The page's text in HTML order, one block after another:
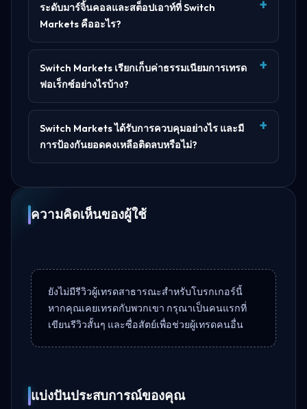
ระดับมาร์จิ้นคอลและสต็อปเอาท์ที่ Switch
Markets คืออะไร?
Switch Markets เรียกเก็บค่าธรรมเนียมการเทรด
ฟอเร็กซ์อย่างไรบ้าง?
Switch Markets ได้รับการควบคุมอย่างไร และมี
การป้องกันยอดคงเหลือติดลบหรือไม่?
ความคิดเห็นของผู้ใช้
ยังไม่มีรีวิวผู้เทรดสาธารณะสำหรับโบรกเกอร์นี้
หากคุณเคยเทรดกับพวกเขา กรุณาเป็นคนแรกที่
เขียนรีวิวสั้นๆ และซื่อสัตย์เพื่อช่วยผู้เทรดคนอื่น
แบ่งปันประสบการณ์ของคุณ